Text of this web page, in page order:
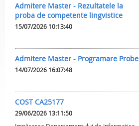
Admitere Master - Rezultatele la
proba de competente lingvistice
15/07/2026 10:13:40
Admitere Master - Programare Probe
14/07/2026 16:07:48
COST CA25177
29/06/2026 13:11:50